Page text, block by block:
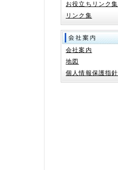
お役立ちリンク集
リンク集
会社案内
地図
個人情報保護指針